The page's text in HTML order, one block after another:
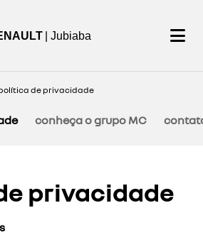
| Jubiaba
de privacidade
conheça o grupo MC
privacidade